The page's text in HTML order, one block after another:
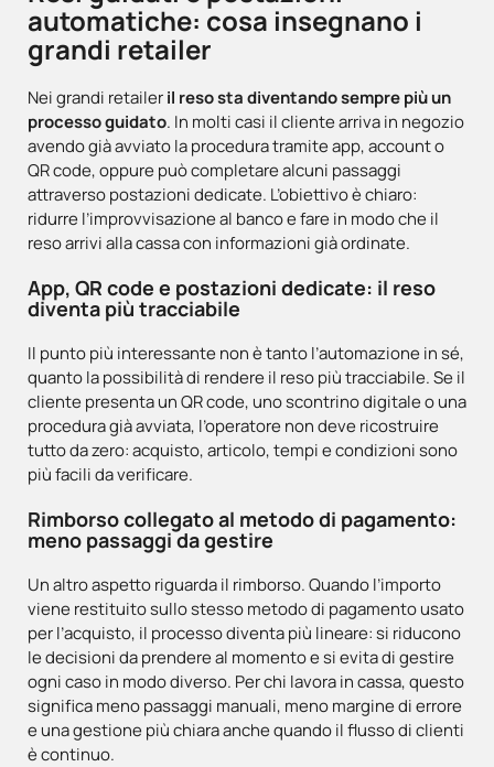
automatiche: cosa insegnano i
grandi retailer
Nei grandi retaileril reso sta diventando sempre più un
processo guidato. In molti casi il cliente arriva in negozio
avendo già avviato la procedura tramite app, account o
QR code, oppure può completare alcuni passaggi
attraverso postazioni dedicate. L’obiettivo è chiaro:
ridurre l’improvvisazione al banco e fare in modo che il
reso arrivi alla cassa con informazioni già ordinate.
App, QR code e postazioni dedicate: il reso
diventa più tracciabile
Il punto più interessante non è tanto l’automazione in sé,
quanto la possibilità di rendere il reso più tracciabile. Se il
cliente presenta un QR code, uno scontrino digitale o una
procedura già avviata, l’operatore non deve ricostruire
tutto da zero: acquisto, articolo, tempi e condizioni sono
più facili da verificare.
Rimborso collegato al metodo di pagamento:
meno passaggi da gestire
Un altro aspetto riguarda il rimborso. Quando l’importo
viene restituito sullo stesso metodo di pagamento usato
per l’acquisto, il processo diventa più lineare: si riducono
le decisioni da prendere al momento e si evita di gestire
ogni caso in modo diverso. Per chi lavora in cassa, questo
significa meno passaggi manuali, meno margine di errore
e una gestione più chiara anche quando il flusso di clienti
è continuo.